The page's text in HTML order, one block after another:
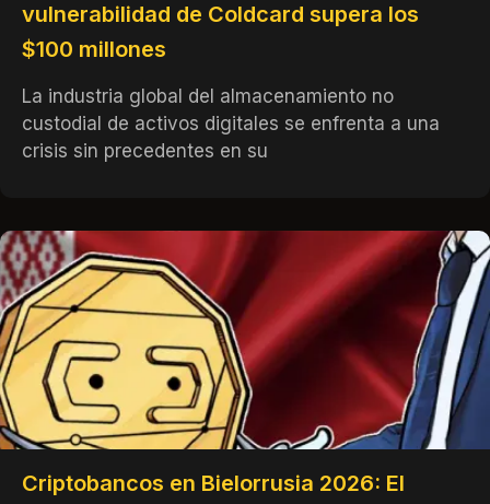
vulnerabilidad de Coldcard supera los
$100 millones
La industria global del almacenamiento no
custodial de activos digitales se enfrenta a una
crisis sin precedentes en su
Criptobancos en Bielorrusia 2026: El